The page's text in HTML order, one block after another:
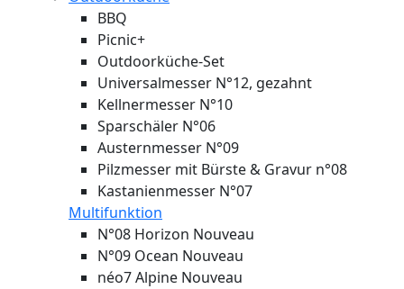
BBQ
Picnic+
Outdoorküche-Set
Universalmesser N°12, gezahnt
Kellnermesser N°10
Sparschäler N°06
Austernmesser N°09
Pilzmesser mit Bürste & Gravur n°08
Kastanienmesser N°07
Multifunktion
N°08 Horizon Nouveau
N°09 Ocean Nouveau
néo7 Alpine Nouveau